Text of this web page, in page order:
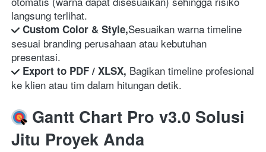
langsung terlihat.
Custom Color & Style,Sesuaikan warna timeline
sesuai branding perusahaan atau kebutuhan
presentasi.
Export to PDF / XLSX, Bagikan timeline profesional
ke klien atau tim dalam hitungan detik.
Gantt Chart Pro v3.0 Solusi
Jitu Proyek Anda